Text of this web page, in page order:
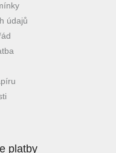
údajů
platby